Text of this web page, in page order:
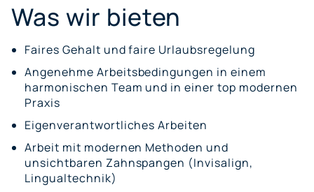
Was wir bieten
Faires Gehalt und faire Urlaubsregelung
Angenehme Arbeitsbedingungen in einem
harmonischen Team und in einer top modernen
Praxis
Eigenverantwortliches Arbeiten
Arbeit mit modernen Methoden und
unsichtbaren Zahnspangen (Invisalign,
Lingualtechnik)